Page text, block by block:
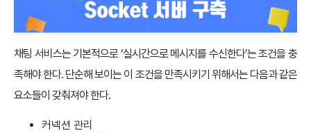
채팅 서비스는 기본적으로 ‘실시간으로 메시지를 수신한다’는 조건을 충
족해야 한다. 단순해 보이는 이 조건을 만족시키기 위해서는 다음과 같은
요소들이 갖춰져야 한다.
커넥션 관리